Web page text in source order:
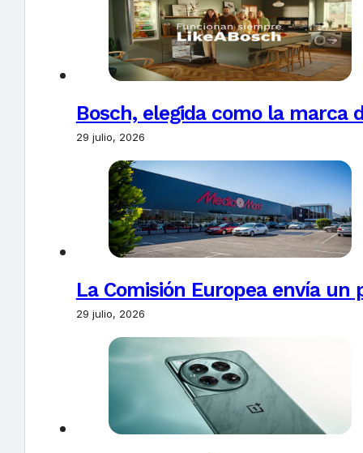
Bosch, elegida como la marca
29 julio, 2026
La Comisión Europea envía un
29 julio, 2026